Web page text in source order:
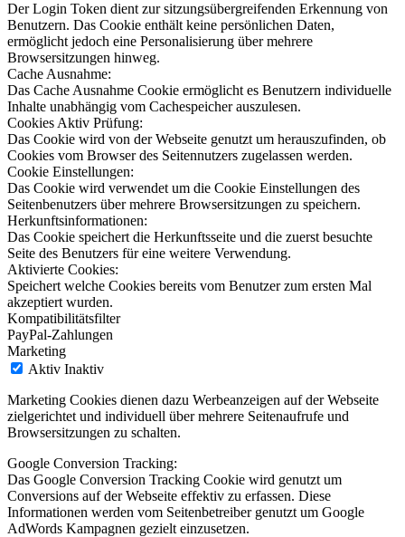
Der Login Token dient zur sitzungsübergreifenden Erkennung von
Benutzern. Das Cookie enthält keine persönlichen Daten,
ermöglicht jedoch eine Personalisierung über mehrere
Browsersitzungen hinweg.
Cache Ausnahme:
Das Cache Ausnahme Cookie ermöglicht es Benutzern individuelle
Inhalte unabhängig vom Cachespeicher auszulesen.
Cookies Aktiv Prüfung:
Das Cookie wird von der Webseite genutzt um herauszufinden, ob
Cookies vom Browser des Seitennutzers zugelassen werden.
Cookie Einstellungen:
Das Cookie wird verwendet um die Cookie Einstellungen des
Seitenbenutzers über mehrere Browsersitzungen zu speichern.
Herkunftsinformationen:
Das Cookie speichert die Herkunftsseite und die zuerst besuchte
Seite des Benutzers für eine weitere Verwendung.
Aktivierte Cookies:
Speichert welche Cookies bereits vom Benutzer zum ersten Mal
akzeptiert wurden.
Kompatibilitätsfilter
PayPal-Zahlungen
Marketing
Aktiv Inaktiv
Marketing Cookies dienen dazu Werbeanzeigen auf der Webseite
zielgerichtet und individuell über mehrere Seitenaufrufe und
Browsersitzungen zu schalten.
Google Conversion Tracking:
Das Google Conversion Tracking Cookie wird genutzt um
Conversions auf der Webseite effektiv zu erfassen. Diese
Informationen werden vom Seitenbetreiber genutzt um Google
AdWords Kampagnen gezielt einzusetzen.